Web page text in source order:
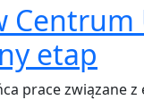
Centrum
etap
prace związane